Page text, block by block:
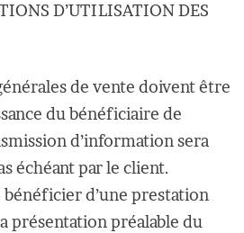
D’UTILISATION DES
de vente doivent être
du bénéficiaire de
d’information sera
échéant par le client.
bénéficier d’une prestation
présentation préalable du